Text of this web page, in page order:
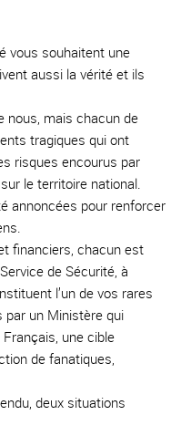
vous souhaitent une
aussi la vérité et ils
nous, mais chacun de
tragiques qui ont
risques encourus par
le territoire national.
annoncées pour renforcer
financiers, chacun est
de Sécurité, à
l’un de vos rares
un Ministère qui
une cible
de fanatiques,
deux situations